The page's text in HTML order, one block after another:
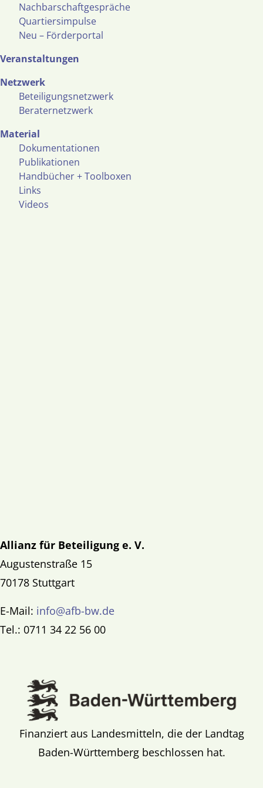
Nachbarschaftgespräche
Quartiersimpulse
Neu – Förderportal
Veranstaltungen
Netzwerk
Beteiligungsnetzwerk
Beraternetzwerk
Material
Dokumentationen
Publikationen
Handbücher + Toolboxen
Links
Videos
Allianz für Beteiligung e. V.
Augustenstraße 15
70178 Stuttgart
E-Mail: info@afb-bw.de
Tel.: 0711 34 22 56 00
Finanziert aus Landesmitteln, die der Landtag
Baden-Württemberg beschlossen hat.